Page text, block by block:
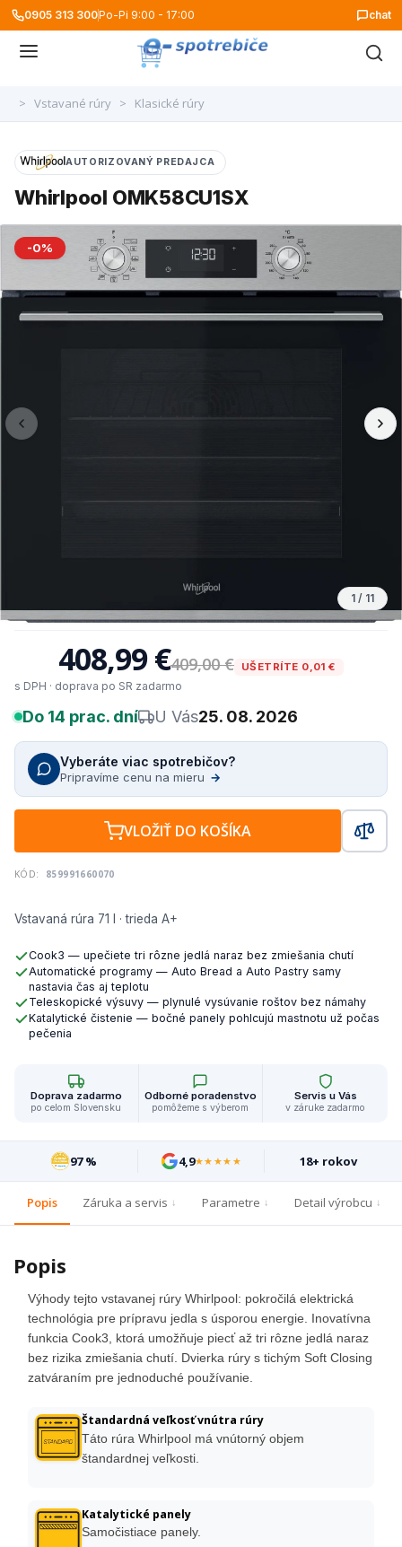
0905 313 300Po-Pi 9:00 - 17:00 chat
> Vstavané rúry > Klasické rúry
-0%
1 / 11
AUTORIZOVANÝ PREDAJCA
Whirlpool OMK58CU1SX
Vstavaná rúra 71 l · trieda A+
Cook3 — upečiete tri rôzne jedlá naraz bez zmiešania chutí
Automatické programy — Auto Bread a Auto Pastry samy
nastavia čas aj teplotu
Teleskopické výsuvy — plynulé vysúvanie roštov bez námahy
Katalytické čistenie — bočné panely pohlcujú mastnotu už počas
pečenia
408,99 €409,00 € UŠETRÍTE 0,01 €
s DPH · doprava po SR zadarmo
Do 14 prac. dní U Vás25. 08. 2026
Vyberáte viac spotrebičov?
Pripravíme cenu na mieru →
VLOŽIŤ DO KOŠÍKA
KÓD: 859991660070
Doprava zadarmo
po celom Slovensku
Odborné poradenstvo
pomôžeme s výberom
Servis u Vás
v záruke zadarmo
97 % 4,9★★★★★ 18+ rokov
Popis Záruka a servis Parametre Detail výrobcu
Popis
Výhody tejto vstavanej rúry Whirlpool: pokročilá elektrická
technológia pre prípravu jedla s úsporou energie. Inovatívna
funkcia Cook3, ktorá umožňuje piecť až tri rôzne jedlá naraz
bez rizika zmiešania chutí. Dvierka rúry s tichým Soft Closing
zatváraním pre jednoduché používanie.
Štandardná veľkosť vnútra rúry
Táto rúra Whirlpool má vnútorný objem
štandardnej veľkosti.
Katalytické panely
Samočistiace panely.